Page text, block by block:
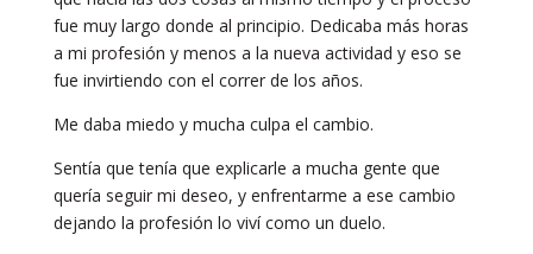
fue muy largo donde al principio. Dedicaba más horas
a mi profesión y menos a la nueva actividad y eso se
fue invirtiendo con el correr de los años.
Me daba miedo y mucha culpa el cambio.
Sentía que tenía que explicarle a mucha gente que
quería seguir mi deseo, y enfrentarme a ese cambio
dejando la profesión lo viví como un duelo.